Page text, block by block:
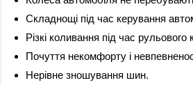
Складнощі під час керування
Різкі коливання під час рульового
Почуття некомфорту і
Нерівне зношування шин.